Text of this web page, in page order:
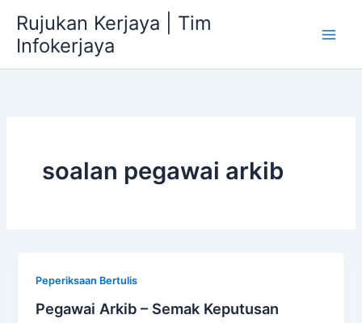
content
Rujukan Kerjaya | Tim
Infokerjaya
soalan pegawai arkib
Peperiksaan Bertulis
Pegawai Arkib – Semak Keputusan